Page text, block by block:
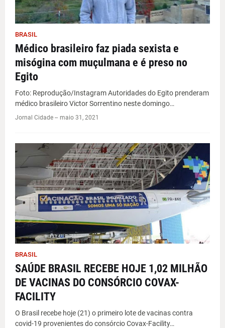
BRASIL
Médico brasileiro faz piada sexista e
misógina com muçulmana e é preso no
Egito
Foto: Reprodução/Instagram Autoridades do Egito prenderam
médico brasileiro Victor Sorrentino neste domingo…
Jornal Cidade -- maio 31, 2021
BRASIL
SAÚDE BRASIL RECEBE HOJE 1,02 MILHÃO
DE VACINAS DO CONSÓRCIO COVAX-
FACILITY
O Brasil recebe hoje (21) o primeiro lote de vacinas contra
covid-19 provenientes do consórcio Covax-Facility…